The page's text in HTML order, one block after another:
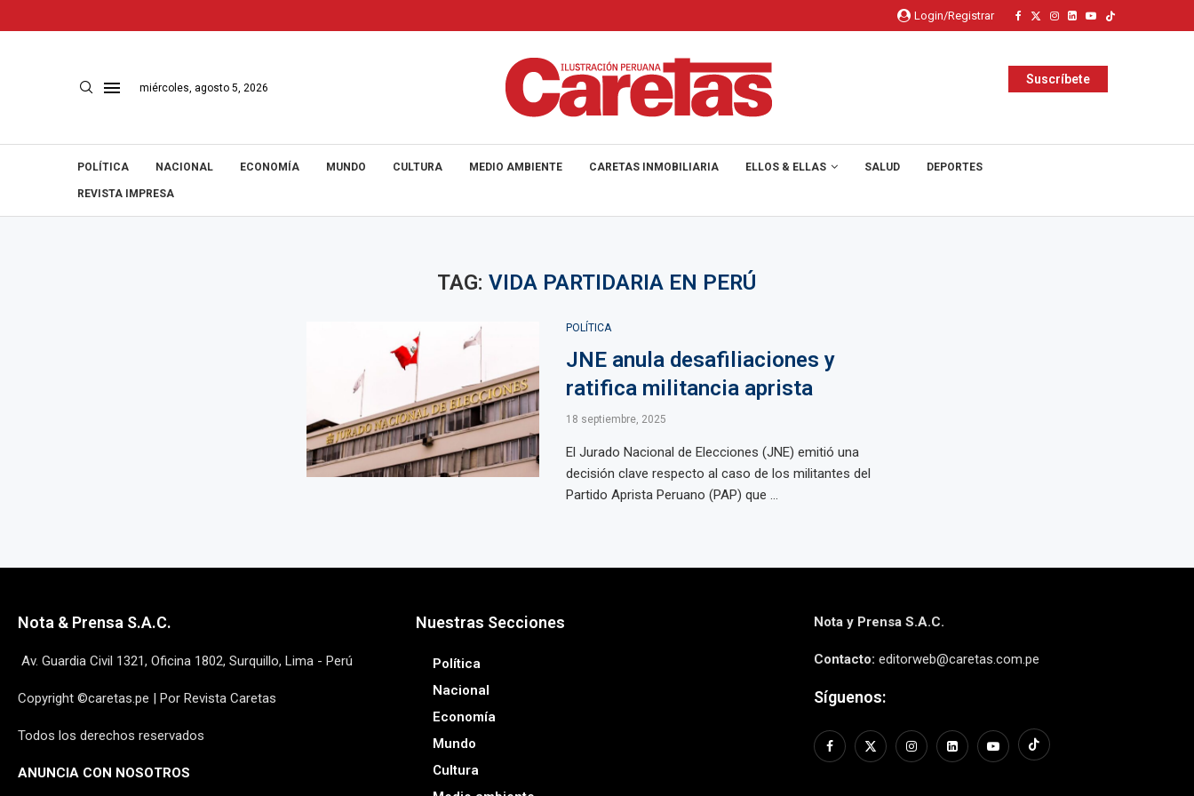
Login/Registrar
miércoles, agosto 5, 2026
Suscríbete
POLÍTICA NACIONAL ECONOMÍA MUNDO CULTURA MEDIO AMBIENTE CARETAS INMOBILIARIA ELLOS & ELLAS SALUD DEPORTES
REVISTA IMPRESA
TAG:VIDA PARTIDARIA EN PERÚ
POLÍTICA
JNE anula desafiliaciones y
ratifica militancia aprista
18 septiembre, 2025
El Jurado Nacional de Elecciones (JNE) emitió una
decisión clave respecto al caso de los militantes del
Partido Aprista Peruano (PAP) que ...
Nota & Prensa S.A.C.
Av. Guardia Civil 1321, Oficina 1802, Surquillo, Lima - Perú
Copyright ©caretas.pe | Por Revista Caretas
Todos los derechos reservados
ANUNCIA CON NOSOTROS
Nuestras Secciones
Política
Nacional
Economía
Mundo
Cultura
Nota y Prensa S.A.C.
Contacto: editorweb@caretas.com.pe
Síguenos: